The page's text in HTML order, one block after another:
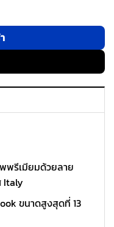
องใส่ MacBook Air 13"
พรีเมียมด้วยลาย
Italy
ขนาดสูงสุดที่ 13